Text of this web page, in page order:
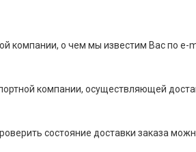
компании, о чем мы известим Вас по e-
компании, осуществляющей
состояние доставки заказа